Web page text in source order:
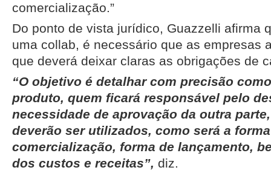
comercialização.”
Do ponto de vista jurídico, Guazzelli afirma
uma collab, é necessário que as empresas
que deverá deixar claras as obrigações de
“O objetivo é detalhar com precisão
produto, quem ficará responsável pelo
necessidade de aprovação da outra
deverão ser utilizados, como será a
comercialização, forma de lançamento,
dos custos e receitas”, diz.